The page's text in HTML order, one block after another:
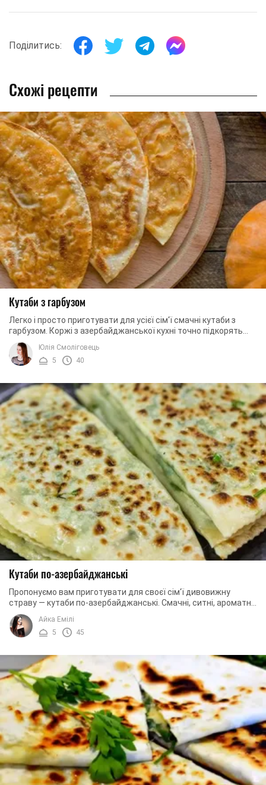
Поділитись:
Схожі рецепти
Кутаби з гарбузом
Легко і просто приготувати для усієї сім'ї смачні кутаби з
гарбузом. Коржі з азербайджанської кухні точно підкорять
ваші серця, і ви назавжди ...
Юлія Смоліговець
5
40
Кутаби по-азербайджанські
Пропонуємо вам приготувати для своєї сім'ї дивовижну
страву — кутаби по-азербайджанські. Смачні, ситні, ароматні
кутаби точно сподобаються вашим ...
Айка Емілі
5
45